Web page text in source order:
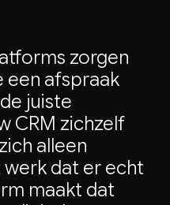
zorgen
een afspraak
de juiste
CRM zichzelf
zich alleen
werk dat er echt
maakt dat